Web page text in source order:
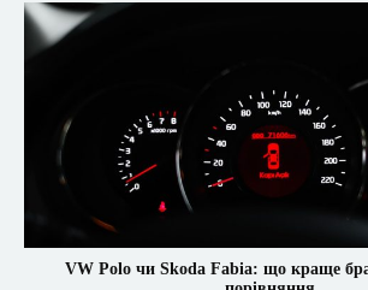
VW Polo чи Skoda Fabia: що краще